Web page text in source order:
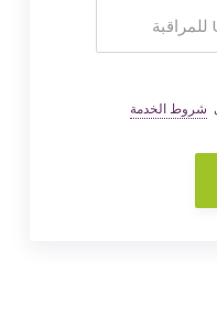
الخدمة